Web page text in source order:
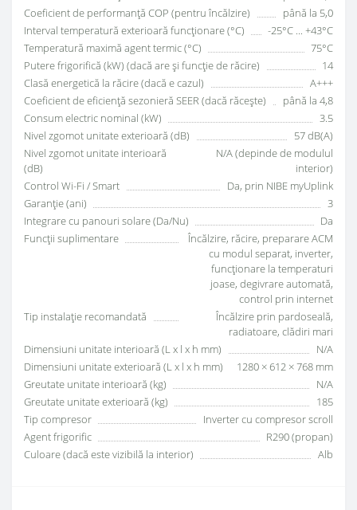
Coeficient de performanță COP (pentru încălzire)
până la 5,0
Interval temperatură exterioară funcționare (°C)
-25°C ... +43°C
Temperatură maximă agent termic (°C)
75°C
Putere frigorifică (kW) (dacă are și funcție de răcire)
14
Clasă energetică la răcire (dacă e cazul)
A+++
Coeficient de eficiență sezonieră SEER (dacă răcește)
până la 4,8
Consum electric nominal (kW)
3.5
Nivel zgomot unitate exterioară (dB)
57 dB(A)
Nivel zgomot unitate interioară
(dB)
N/A (depinde de modulul
interior)
Control Wi-Fi / Smart
Da, prin NIBE myUplink
Garanție (ani)
3
Integrare cu panouri solare (Da/Nu)
Da
Funcții suplimentare
Încălzire, răcire, preparare ACM
cu modul separat, inverter,
funcționare la temperaturi
joase, degivrare automată,
control prin internet
Tip instalație recomandată
Încălzire prin pardoseală,
radiatoare, clădiri mari
Dimensiuni unitate interioară (L x l x h mm)
N/A
Dimensiuni unitate exterioară (L x l x h mm)
1280 × 612 × 768 mm
Greutate unitate interioară (kg)
N/A
Greutate unitate exterioară (kg)
185
Tip compresor
Inverter cu compresor scroll
Agent frigorific
R290 (propan)
Culoare (dacă este vizibilă la interior)
Alb